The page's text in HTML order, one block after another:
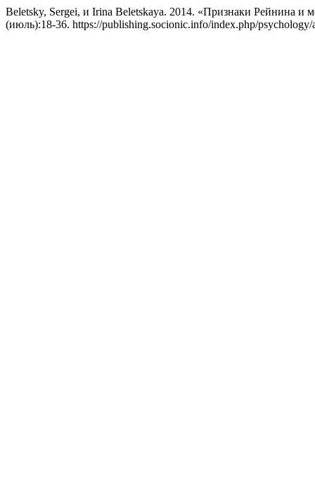
Beletsky, Sergei, и Irina Beletskaya. 2014. «Признаки Рейнина и
(июль):18-36. https://publishing.socionic.info/index.php/